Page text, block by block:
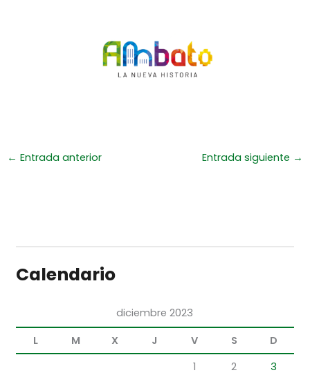
← Entrada anterior Entrada siguiente →
Calendario
diciembre 2023
L
M X J V S
D
1
2
3